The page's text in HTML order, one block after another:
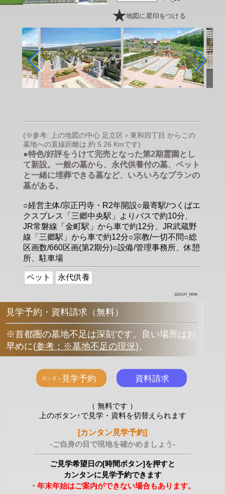
地図に星印をつける
(※参考: 上の地図の中心 足立区＞東和四丁目 からこの
墓地への直線距離は 約 5.26 Kmです)
●特色/好評をうけて完売となった第2期霊園とし
て新設。一般の墓から、永代供養付の墓、ペット
と一緒に埋葬できる墓など、いろいろなプランの
墓がある。
○経営主体/宗正円寺・R2年開設○最寄駅/つくばエ
クスプレス「三郷中央駅」よりバスで約10分、
JR常磐線「金町駅」から車で約12分、JR武蔵野
線「三郷駅」から車で約12分○宗教/一切不問○総
区画数/660区画(第2期分)○設備/管理事務所、休憩
所、駐車場
ペット 永代供養
1110127_0005
見学予約・資料請求（無料）
※首都圏の墓地不足は深刻です。良い場所はお
早めに(参考：※墓地不足の現況)。
（ 無料です ）
上のボタン↑で見学・資料を切替えられます
[カンタン見学予約]
-ご自身の目で現地を確かめましょう-
ご見学希望日の[時間ボタン]を押すと
カンタンに見学予約できます
・年末年始はご案内ができない場合もあります。